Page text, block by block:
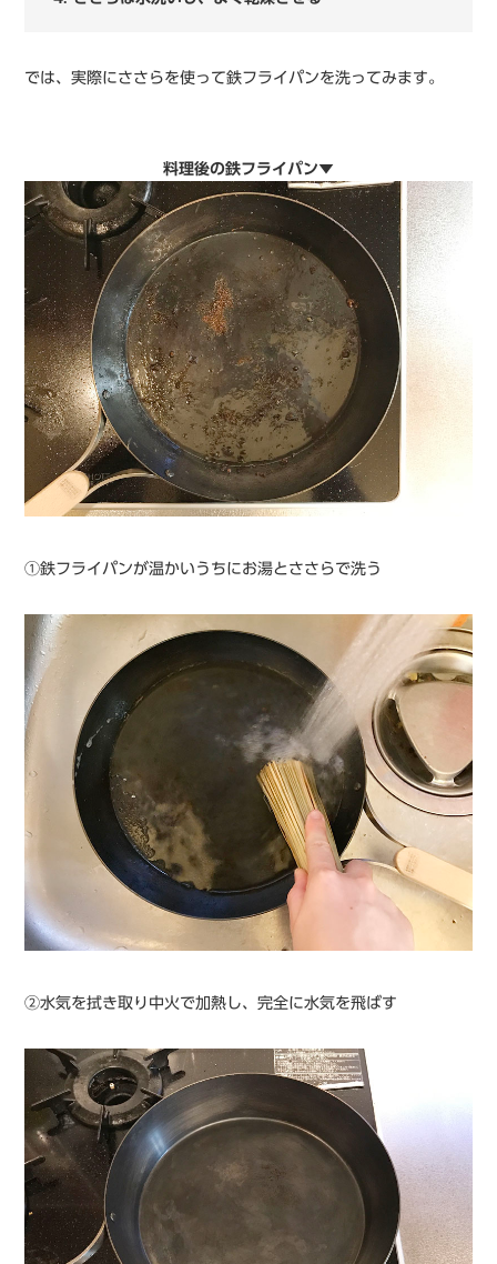
では、実際にささらを使って鉄フライパンを洗ってみます。
料理後の鉄フライパン▼
①鉄フライパンが温かいうちにお湯とささらで洗う
②水気を拭き取り中火で加熱し、完全に水気を飛ばす